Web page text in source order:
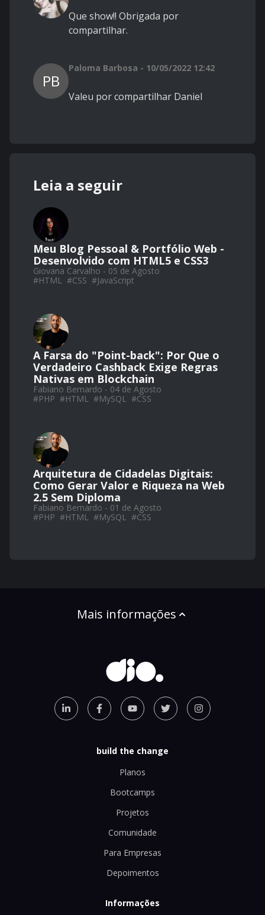
Que show!! Obrigada por
compartilhar.
PB
Paloma Barbosa - 10/05/2022 12:42
Valeu por compartilhar Daniel
Leia a seguir
Meu Blog Pessoal & Portfólio Web -
Desenvolvido com HTML5 e CSS3
Giovana Carvalho - 05 de Agosto
#HTML #CSS #JavaScript
A Farsa do "Point-back": Por Que o
Verdadeiro Cashback Exige Regras
Nativas em Blockchain
Fabiano Bernardo - 04 de Agosto
#PHP #HTML #MySQL #CSS
Arquitetura de Cidadelas Digitais:
Como Gerar Valor e Riqueza na Web
2.5 Sem Diploma
Fabiano Bernardo - 01 de Agosto
#PHP #HTML #MySQL #CSS
Mais informações
build the change
Planos
Bootcamps
Projetos
Comunidade
Para Empresas
Depoimentos
Informações